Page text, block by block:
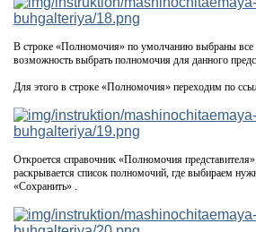
В строке «Полномочия» по умолчанию выбраны все
возможность выбрать полномочия для данного
Для этого в строке «Полномочия» переходим по
Откроется справочник «Полномочия
раскрывается список полномочий, где выбираем
«Сохранить» .